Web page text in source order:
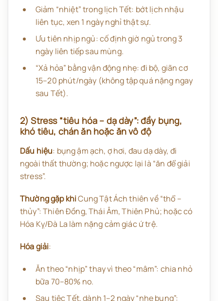
Giảm “nhiệt” trong lịch Tết: bớt lịch nhậu
liên tục, xen 1 ngày nghỉ thật sự.
Ưu tiên nhịp ngủ: cố định giờ ngủ trong 3
ngày liên tiếp sau mùng.
“Xả hỏa” bằng vận động nhẹ: đi bộ, giãn cơ
15–20 phút/ngày (không tập quá nặng ngay
sau Tết).
2) Stress “tiêu hóa – dạ dày”: đầy bụng,
khó tiêu, chán ăn hoặc ăn vô độ
Dấu hiệu: bụng ậm ạch, ợ hơi, đau dạ dày, đi
ngoài thất thường; hoặc ngược lại là “ăn để giải
stress”.
Thường gặp khiCung Tật Ách thiên về “thổ –
thủy”: Thiên Đồng, Thái Âm, Thiên Phủ; hoặc có
Hóa Kỵ/Đà La làm nặng cảm giác ứ trệ.
Hóa giải:
Ăn theo “nhịp” thay vì theo “mâm”: chia nhỏ
bữa 70–80% no.
Sau tiệc Tết, dành 1–2 ngày “nhẹ bụng”: